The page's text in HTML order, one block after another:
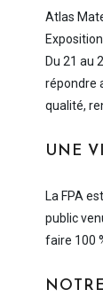
Atlas
Du 21 au
répondre
qualité,
UNE
La FPA
public
faire 100